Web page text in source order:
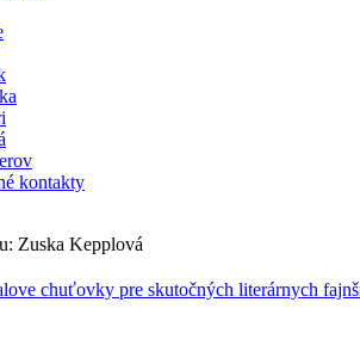
kontakty
Zuska Kepplová
chuťovky pre skutočných literárnych